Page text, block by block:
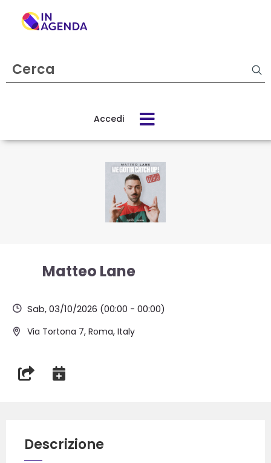
Accedi
Cerca
evento
Matteo Lane
Sab, 03/10/2026 (00:00 - 00:00)
Via Tortona 7, Roma, Italy
Descrizione